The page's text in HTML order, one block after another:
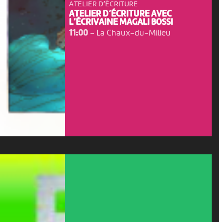
ATELIER D’ÉCRITURE
ATELIER D’ÉCRITURE AVEC
L’ÉCRIVAINE MAGALI BOSSI
11:00- La Chaux-du-Milieu